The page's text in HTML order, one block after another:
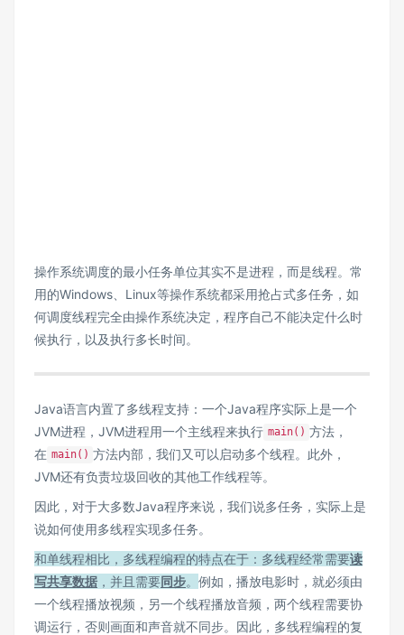
操作系统调度的最小任务单位其实不是进程，而是线程。常
用的Windows、Linux等操作系统都采用抢占式多任务，如
何调度线程完全由操作系统决定，程序自己不能决定什么时
候执行，以及执行多长时间。
Java语言内置了多线程支持：一个Java程序实际上是一个
JVM进程，JVM进程用一个主线程来执行 main() 方法，
在 main() 方法内部，我们又可以启动多个线程。此外，
JVM还有负责垃圾回收的其他工作线程等。
因此，对于大多数Java程序来说，我们说多任务，实际上是
说如何使用多线程实现多任务。
和单线程相比，多线程编程的特点在于：多线程经常需要读
写共享数据 ，并且需要同步。 例如，播放电影时，就必须由
一个线程播放视频，另一个线程播放音频，两个线程需要协
调运行，否则画面和声音就不同步。因此，多线程编程的复